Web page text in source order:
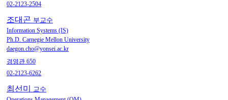
02-2123-2504
조대곤 부교수
Information Systems (IS)
Ph.D. Carnegie Mellon University
daegon.cho@yonsei.ac.kr
경영관 650
02-2123-6262
최선미 교수